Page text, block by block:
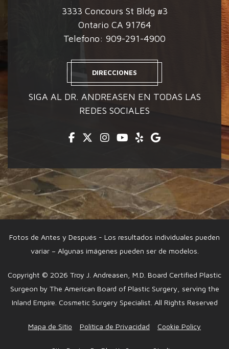
3333 Concours St Bldg #3
Ontario CA 91764
Telefono: 909-291-4900
DIRECCIONES
SIGA AL DR. ANDREASEN EN TODAS LAS
REDES SOCIALES
Facebook
Twitter
Instagram
Youtube
YelpGoogle
Fotos de Antes y Después - Los resultados individuales pueden
variar – Algunas imágenes pueden ser de modelos.
Copyright © 2026 Troy J. Andreasen, M.D. Board Certified Plastic
Surgeon by The American Board of Plastic Surgery, serving the
Inland Empire. Cosmetic Surgery Specialist. All Rights Reserved
Mapa de Sitio Política de Privacidad Cookie Policy